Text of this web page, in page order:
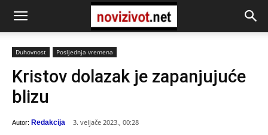
Duhovnost Posljednja vremena
Kristov dolazak je zapanjujuće
blizu
Autor: Redakcija 3. veljače 2023., 00:28